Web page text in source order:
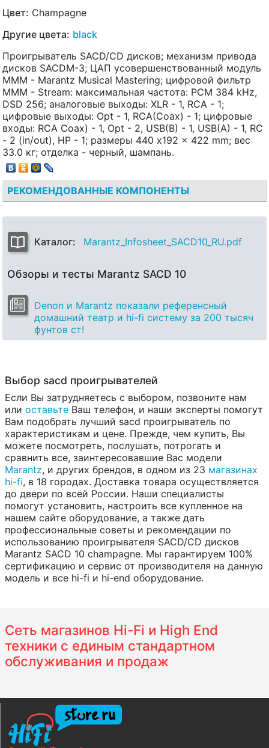
Цвет: Champagne
Другие цвета: black
Проигрыватель SACD/CD дисков; механизм привода
дисков SACDM-3; ЦАП усовершенствованный модуль
MMM - Marantz Musical Mastering; цифровой фильтр
MMM - Stream: максимальная частота: PCM 384 kHz,
DSD 256; аналоговые выходы: XLR - 1, RCA - 1;
цифровые выходы: Opt - 1, RCA(Coax) - 1; цифровые
входы: RCA Coax) - 1, Opt - 2, USB(B) - 1, USB(A) - 1, RC
- 2 (in/out), HP - 1; размеры 440 x192 x 422 mm; вес
33.0 кг; отделка - черный, шампань.
РЕКОМЕНДОВАННЫЕ КОМПОНЕНТЫ
Каталог: Marantz_Infosheet_SACD10_RU.pdf
Обзоры и тесты Marantz SACD 10
Denon и Marantz показали референсный
домашний театр и hi-fi систему за 200 тысяч
фунтов ст!
Выбор sacd проигрывателей
Если Вы затрудняетесь с выбором, позвоните нам
или оставьте Ваш телефон, и наши эксперты помогут
Вам подобрать лучший sacd проигрыватель по
характеристикам и цене. Прежде, чем купить, Вы
можете посмотреть, послушать, потрогать и
сравнить все, заинтересовавшие Вас модели
Marantz, и других брендов, в одном из 23 магазинах
hi-fi, в 18 городах. Доставка товара осуществляется
до двери по всей России. Наши специалисты
помогут установить, настроить все купленное на
нашем сайте оборудование, а также дать
профессиональные советы и рекомендации по
использованию проигрывателя SACD/CD дисков
Marantz SACD 10 champagne. Мы гарантируем 100%
сертификацию и сервис от производителя на данную
модель и все hi-fi и hi-end оборудование.
Сеть магазинов Hi-Fi и High End
техники с единым стандартном
обслуживания и продаж